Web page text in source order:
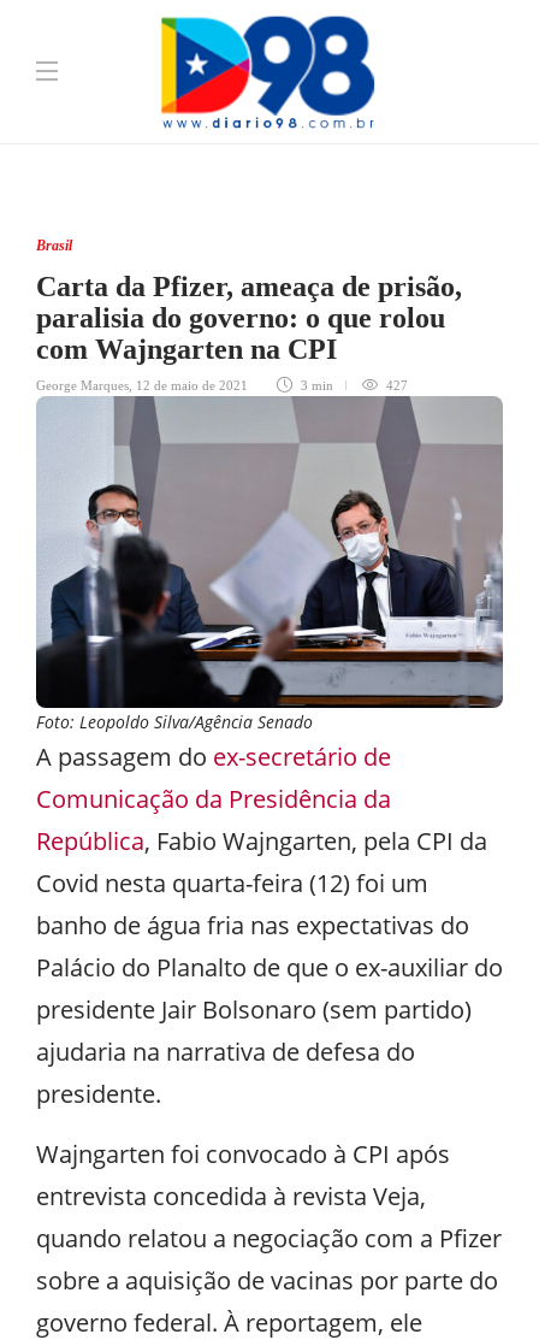
Brasil
Carta da Pfizer, ameaça de prisão,
paralisia do governo: o que rolou
com Wajngarten na CPI
George Marques 12 de maio de 2021 3 min 427
Foto: Leopoldo Silva/Agência Senado
A passagem do ex-secretário de
Comunicação da Presidência da
República, Fabio Wajngarten, pela CPI da
Covid nesta quarta-feira (12) foi um
banho de água fria nas expectativas do
Palácio do Planalto de que o ex-auxiliar do
presidente Jair Bolsonaro (sem partido)
ajudaria na narrativa de defesa do
presidente.
Wajngarten foi convocado à CPI após
entrevista concedida à revista Veja,
quando relatou a negociação com a Pfizer
sobre a aquisição de vacinas por parte do
governo federal. À reportagem, ele